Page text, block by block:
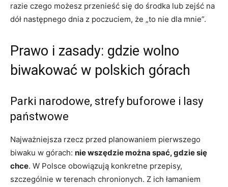
razie czego możesz przenieść się do środka lub zejść na
dół następnego dnia z poczuciem, że „to nie dla mnie”.
Prawo i zasady: gdzie wolno
biwakować w polskich górach
Parki narodowe, strefy buforowe i lasy
państwowe
Najważniejsza rzecz przed planowaniem pierwszego
biwaku w górach: nie wszędzie można spać, gdzie się
chce. W Polsce obowiązują konkretne przepisy,
szczególnie w terenach chronionych. Z ich łamaniem